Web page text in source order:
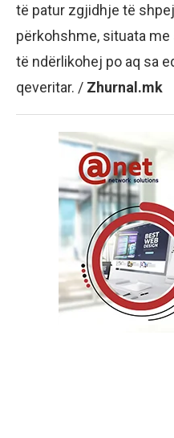
të patur zgjidhje të
përkohshme, situata
të ndërlikohej po aq sa
qeveritar. / Zhurnal.mk